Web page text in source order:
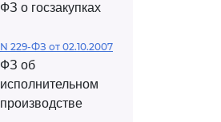
ФЗ о госзакупках
N 229-ФЗ от 02.10.2007
ФЗ об
исполнительном
производстве